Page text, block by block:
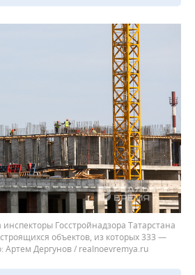
Госстройнадзора Татарстана
объектов, из которых 333 —
Артем Дергунов / realnoevremya.ru